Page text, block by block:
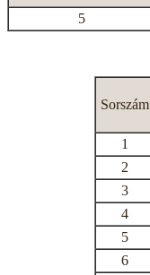
5
Sorszám
1
2
3
4
5
6